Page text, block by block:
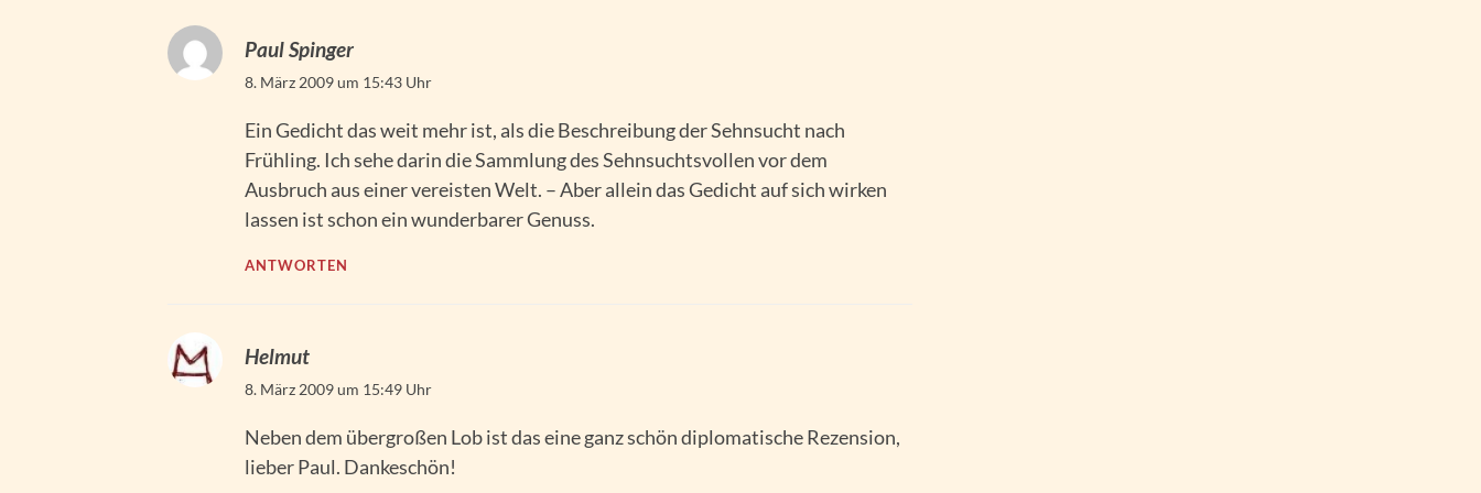
Paul Spinger
8. März 2009 um 15:43 Uhr
Ein Gedicht das weit mehr ist, als die Beschreibung der Sehnsucht nach
Frühling. Ich sehe darin die Sammlung des Sehnsuchtsvollen vor dem
Ausbruch aus einer vereisten Welt. – Aber allein das Gedicht auf sich wirken
lassen ist schon ein wunderbarer Genuss.
ANTWORTEN
Helmut
8. März 2009 um 15:49 Uhr
Neben dem übergroßen Lob ist das eine ganz schön diplomatische Rezension,
lieber Paul. Dankeschön!